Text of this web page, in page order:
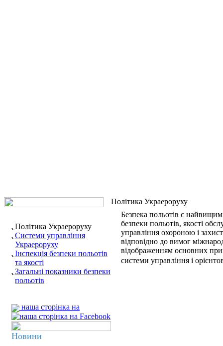
Політика Украероруху
Системи управління
Украероруху
Інспекція безпеки польотів
та якості
Загальні показники безпеки
польотів
наша сторінка на
Новини
Політика Украероруху
Безпека польотів є найвищим
безпеки польотів, якості
управління охороною і
відповідно до вимог
відображенням основних
системи управління і